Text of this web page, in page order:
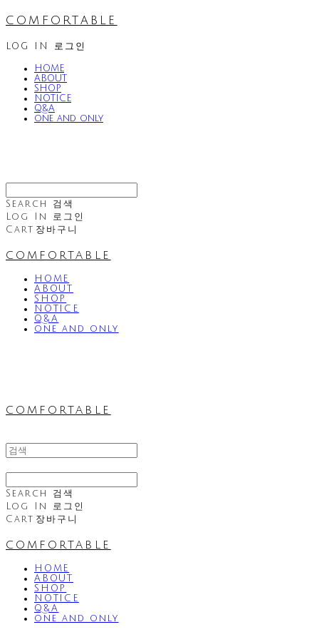
comfortable
LOG IN 로그인
HOME
ABOUT
SHOP
NOTICE
Q&A
one and only
Search
검색
Log In
로그인
Cart 장바구니
comfortable
HOME
ABOUT
SHOP
NOTICE
Q&A
one and only
comfortable
Search
검색
Log In
로그인
Cart 장바구니
comfortable
HOME
ABOUT
SHOP
NOTICE
Q&A
one and only